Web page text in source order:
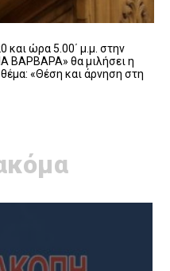
και ώρα 5.00΄ μ.μ. στην
ΒΑΡΒΑΡΑ» θα μιλήσει η
«Θέση και άρνηση στη